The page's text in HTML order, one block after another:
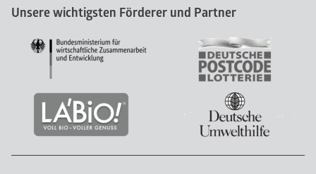
Unsere wichtigsten Förderer und Partner